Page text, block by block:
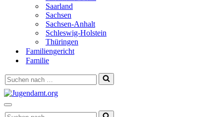
Saarland
Sachsen
Sachsen-Anhalt
Schleswig-Holstein
Thüringen
Familiengericht
Familie
Suchen
nach …
Navigationsmenü
Suchen